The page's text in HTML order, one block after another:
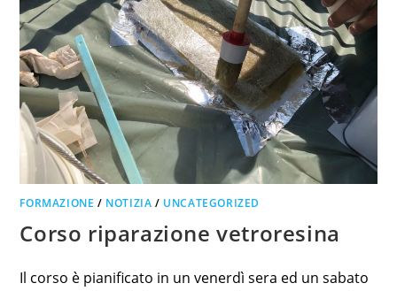
FORMAZIONE / NOTIZIA / UNCATEGORIZED
Corso riparazione vetroresina
Il corso è pianificato in un venerdì sera ed un sabato